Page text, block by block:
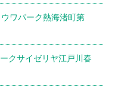
ワパーク熱海渚町第
クサイゼリヤ江戸川春